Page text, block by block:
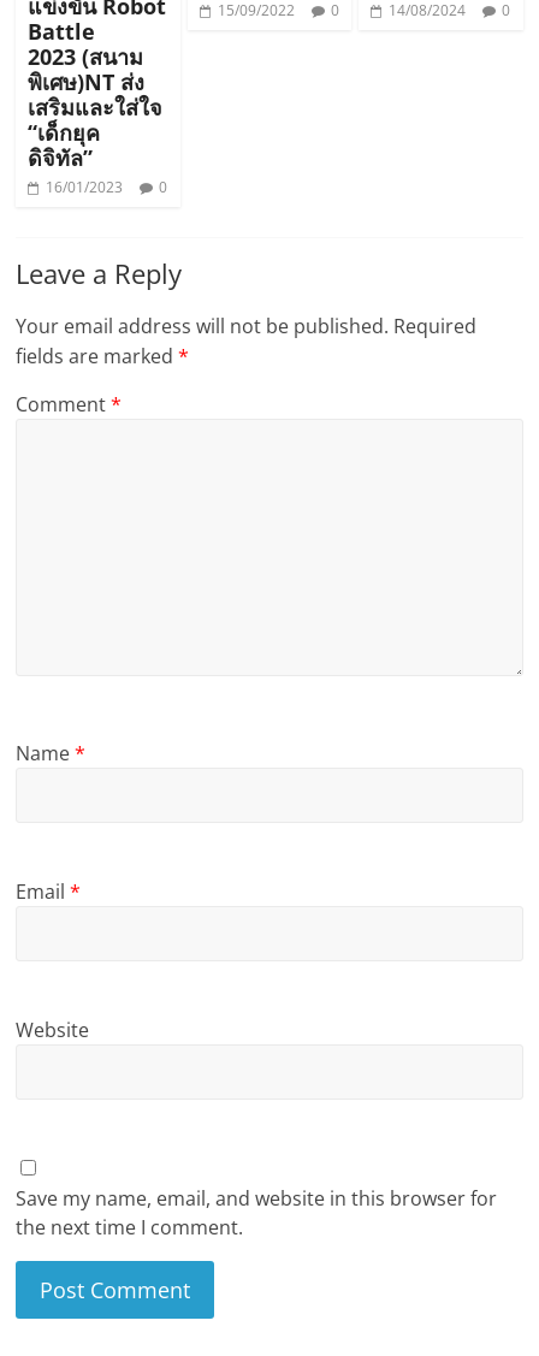
แข่งขัน Robot
Battle
2023 (สนาม
พิเศษ)NT ส่ง
เสริมและใส่ใจ
“เด็กยุค
ดิจิทัล”
16/01/2023 0
15/09/2022 0 14/08/2024 0
Leave a Reply
Your email address will not be published. Required
fields are marked*
Comment*
Name*
Email*
Website
Save my name, email, and website in this browser for
the next time I comment.